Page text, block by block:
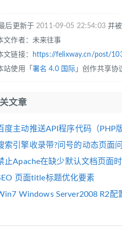
后更新于2011-09-05 22:54:03并被
文作者：未来往事
文链接：
https://felixway.cn/post/
站使用「 署名 4.0 国际 」创作共享协
文章
度主动推送API程序代码（PHP版
索引擎收录带?问号的动态页面
止Apache在缺少默认文档页面
页面title标题优化要素
Windows Server2008 R2配